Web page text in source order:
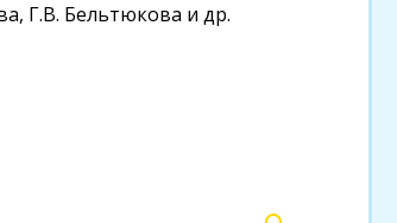
Г.В. Бельтюкова и др.